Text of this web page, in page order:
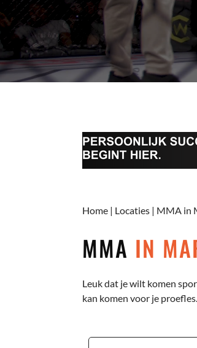
Home | Locaties | MMA in
MMA IN
Leuk dat je wilt komen
kan komen voor je